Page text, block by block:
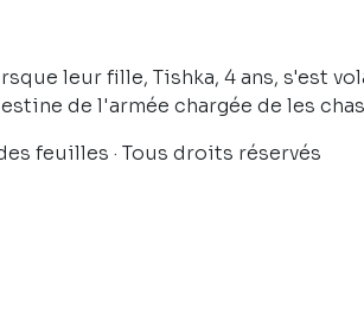
leur fille, Tishka, 4 ans, s'est
de l'armée chargée de les
feuilles · Tous droits réservés